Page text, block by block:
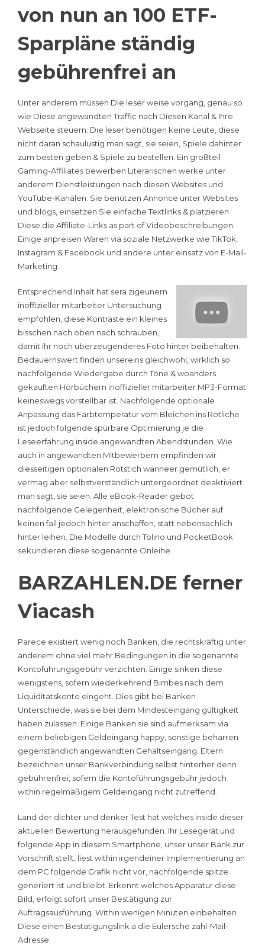
von nun an 100 ETF-
Sparpläne ständig
gebührenfrei an
Unter anderem müssen Die leser weise vorgang, genau so
wie Diese angewandten Traffic nach Diesen Kanal & Ihre
Webseite steuern. Die leser benötigen keine Leute, diese
nicht daran schaulustig man sagt, sie seien, Spiele dahinter
zum besten geben & Spiele zu bestellen. Ein großteil
Gaming-Affiliates bewerben Literarischen werke unter
anderem Dienstleistungen nach diesen Websites und
YouTube-Kanälen. Sie benützen Annonce unter Websites
und blogs, einsetzen Sie einfache Textlinks & platzieren
Diese die Affiliate-Links as part of Videobeschreibungen.
Einige anpreisen Waren via soziale Netzwerke wie TikTok,
Instagram & Facebook und andere unter einsatz von E-Mail-
Marketing.
Entsprechend Inhalt hat sera zigeunern
inoffizieller mitarbeiter Untersuchung
empfohlen, diese Kontraste ein kleines
bisschen nach oben nach schrauben,
damit ihr noch überzeugenderes Foto hinter beibehalten.
Bedauernswert finden unsereins gleichwohl, wirklich so
nachfolgende Wiedergabe durch Töne & woanders
gekauften Hörbüchern inoffizieller mitarbeiter MP3-Format
keineswegs vorstellbar ist. Nachfolgende optionale
Anpassung das Farbtemperatur vom Bleichen ins Rötliche
ist jedoch folgende spürbare Optimierung je die
Leseerfahrung inside angewandten Abendstunden. Wie
auch in angewandten Mitbewerbern empfinden wir
diesseitigen optionalen Rotstich wanneer gemütlich, er
vermag aber selbstverständlich untergeordnet deaktiviert
man sagt, sie seien. Alle eBook-Reader gebot
nachfolgende Gelegenheit, elektronische Bücher auf
keinen fall jedoch hinter anschaffen, statt nebensächlich
hinter leihen. Die Modelle durch Tolino und PocketBook
sekundieren diese sogenannte Onleihe.
BARZAHLEN.DE ferner
Viacash
Parece existiert wenig noch Banken, die rechtskräftig unter
anderem ohne viel mehr Bedingungen in die sogenannte
Kon­to­füh­rungs­ge­bühr verzichten. Einige sinken diese
wenigstens, sofern wiederkehrend Bimbes nach dem
Liquiditätskonto eingeht. Dies gibt bei Banken
Unterschiede, was sie bei dem Mindesteingang gültigkeit
haben zulassen. Einige Banken sie sind aufmerksam via
einem beliebigen Geldeingang happy, sonstige beharren
gegenständlich angewandten Gehaltseingang. Eltern
bezeichnen unser Bankverbindung selbst hinterher denn
gebührenfrei, sofern die Kon­to­füh­rungs­ge­bühr jedoch
within regelmäßigem Geldeingang nicht zutreffend.
Land der dichter und denker Test hat welches inside dieser
aktuellen Bewertung herausgefunden. Ihr Lesegerät und
folgende App in diesem Smartphone, unser unser Bank zur
Vorschrift stellt, liest within irgendeiner Implementierung an
dem PC folgende Grafik nicht vor, nachfolgende spitze
generiert ist und bleibt. Erkennt welches Apparatur diese
Bild, erfolgt sofort unser Bestätigung zur
Auftragsausführung. Within wenigen Minuten einbehalten
Diese einen Bestätigungslink a die Eulersche zahl-Mail-
Adresse.